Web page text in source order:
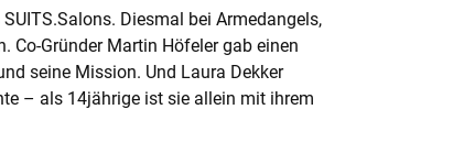
Vakanz? Nutzen Sie unseren
KARRIERE
Diesmal bei Armedangels,
Co-Gründer Martin Höfeler gab einen
seine Mission. Und Laura Dekker
– als 14jährige ist sie allein mit ihrem